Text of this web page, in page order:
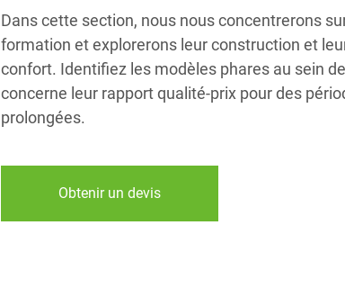
Dans cette section, nous nous concentrerons
formation et explorerons leur construction et
confort. Identifiez les modèles phares au sein
concerne leur rapport qualité-prix pour des
prolongées.
Obtenir un devis